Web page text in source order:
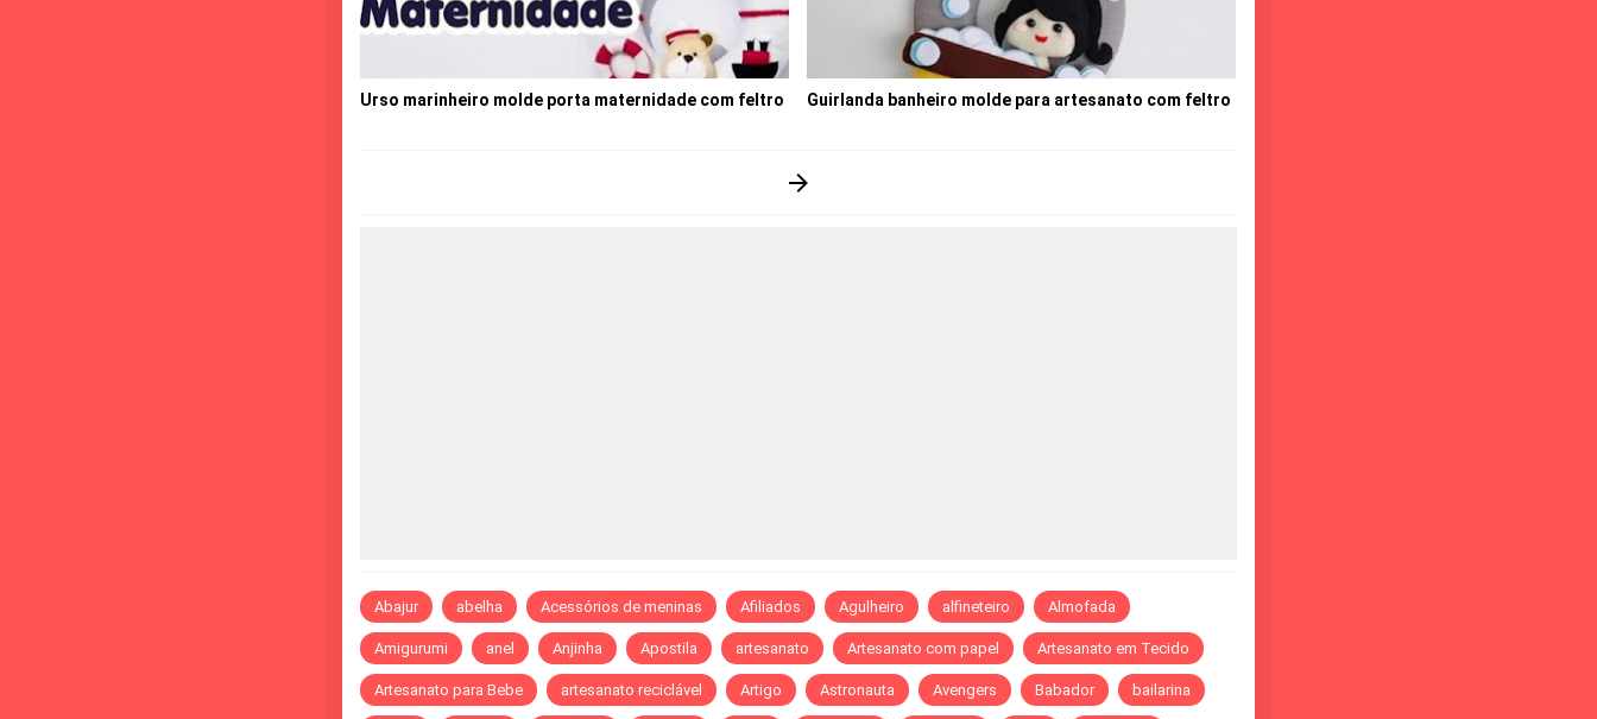
Urso marinheiro molde porta maternidade com feltro Guirlanda banheiro molde para artesanato com feltro
Abajur abelha Acessórios de meninas Afiliados Agulheiro alfineteiro Almofada
Amigurumi anel Anjinha Apostila artesanato Artesanato com papel Artesanato em Tecido
Artesanato para Bebe artesanato reciclável Artigo Astronauta Avengers Babador bailarina